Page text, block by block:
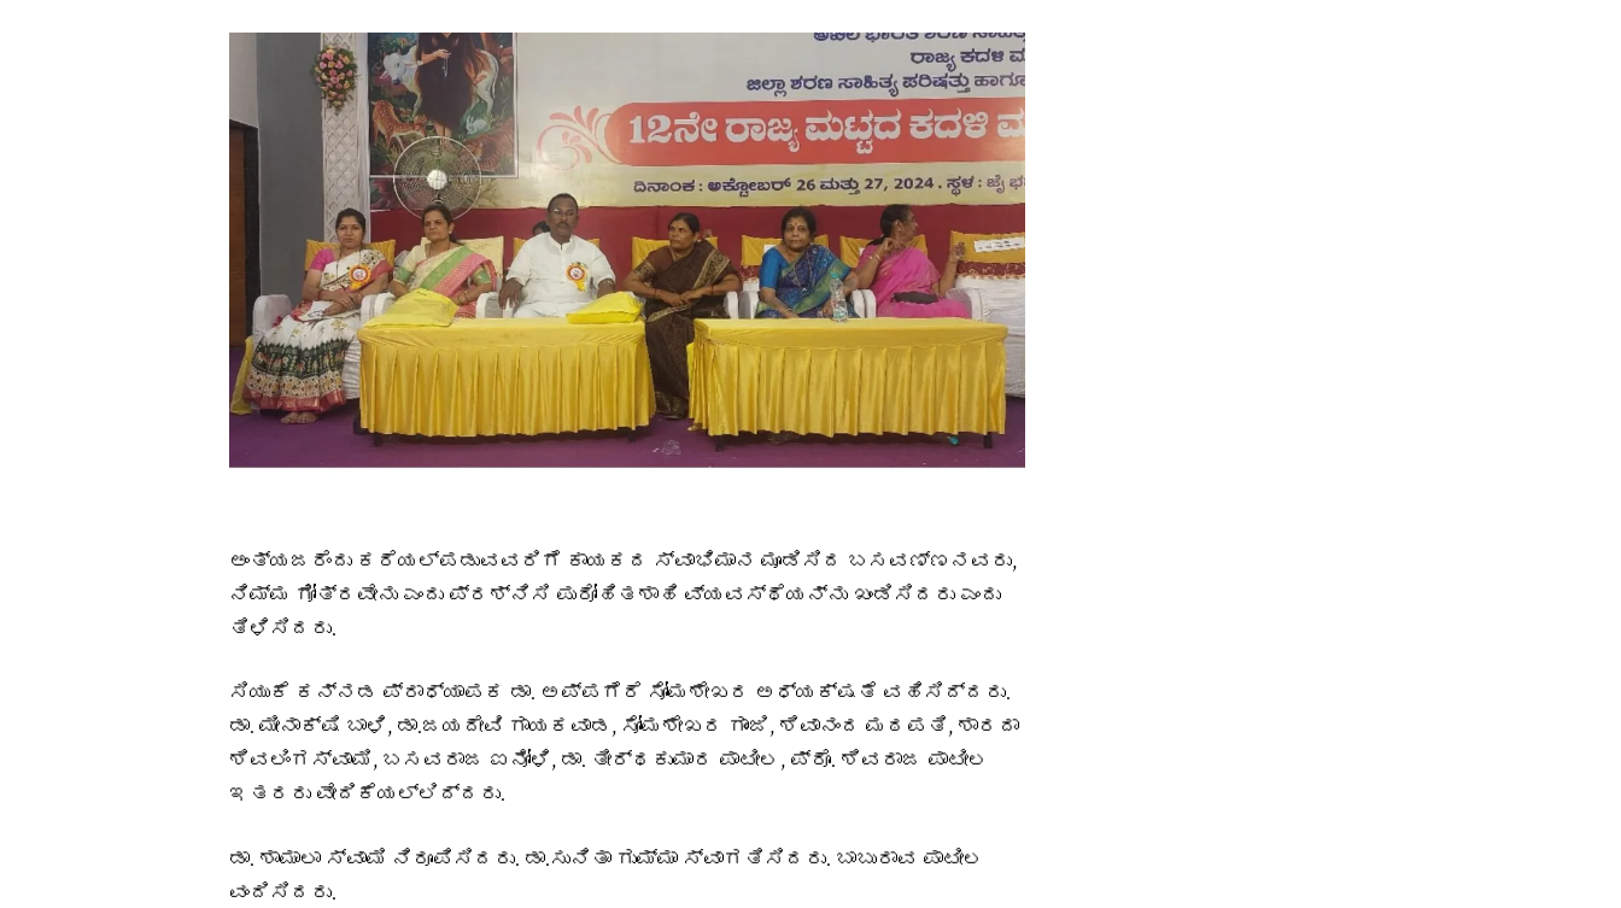
ಅಂತ್ಯಜರೆಂದು ಕರೆಯಲ್ಪಡುವವರಿಗೆ ಕಾಯಕದ ಸ್ವಾಭಿಮಾನ ಮೂಡಿಸಿದ ಬಸವಣ್ಣನವರು,
ನಿಮ್ಮ ಗೋತ್ರವೇನು ಎಂದು ಪ್ರಶ್ನಿಸಿ ಪುರೋಹಿತಶಾಹಿ ವ್ಯವಸ್ಥೆಯನ್ನು ಖಂಡಿಸಿದರು ಎಂದು
ತಿಳಿಸಿದರು.
ಸಿಯುಕೆ ಕನ್ನಡ ಪ್ರಾಧ್ಯಾಪಕ ಡಾ.‌ ಅಪ್ಪಗೆರೆ ಸೋಮಶೇಖರ ಅಧ್ಯಕ್ಷತೆ ವಹಿಸಿದ್ದರು.
ಡಾ. ಮೀನಾಕ್ಷಿ ಬಾಳಿ, ಡಾ.‌ಜಯದೇವಿ ಗಾಯಕವಾಡ,‌ ಸೋಮಶೇಖರ ಗಾಂಜಿ,‌ ಶಿವಾನಂದ ಮಠಪತಿ, ಶಾರದಾ
ಶಿವಲಿಂಗಸ್ವಾಮಿ, ಬಸವರಾಜ ಐನೋಳಿ, ಡಾ. ತೀರ್ಥಕುಮಾರ ಪಾಟೀಲ, ಪ್ರೊ. ಶಿವರಾಜ ಪಾಟೀಲ
ಇತರರು ವೇದಿಕೆಯಲ್ಲಿದ್ದರು.
ಡಾ.‌‌ ಶಾಮಾಲಾ ಸ್ವಾಮಿ ನಿರೂಪಿಸಿದರು. ಡಾ.‌ಸುನಿತಾ ಗುಮ್ಮಾ ಸ್ವಾಗತಿಸಿದರು.‌ ಬಾಬುರಾವ ಪಾಟೀಲ
ವಂದಿಸಿದರು.